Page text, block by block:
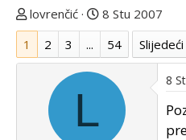
T
e
u
lovrenčić
D
a
u
m
8 Stu 2007
1
2 3 ... 54 Slijedeći
L
8